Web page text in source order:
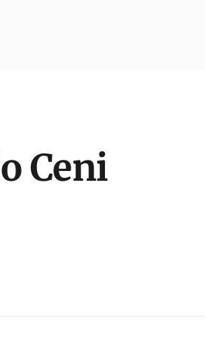
Ceni